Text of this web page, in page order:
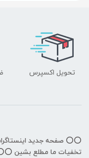
تحویل اکسپرس
⭕️⭕️ صفحه جدید
تخفیات ما مطلع بشین